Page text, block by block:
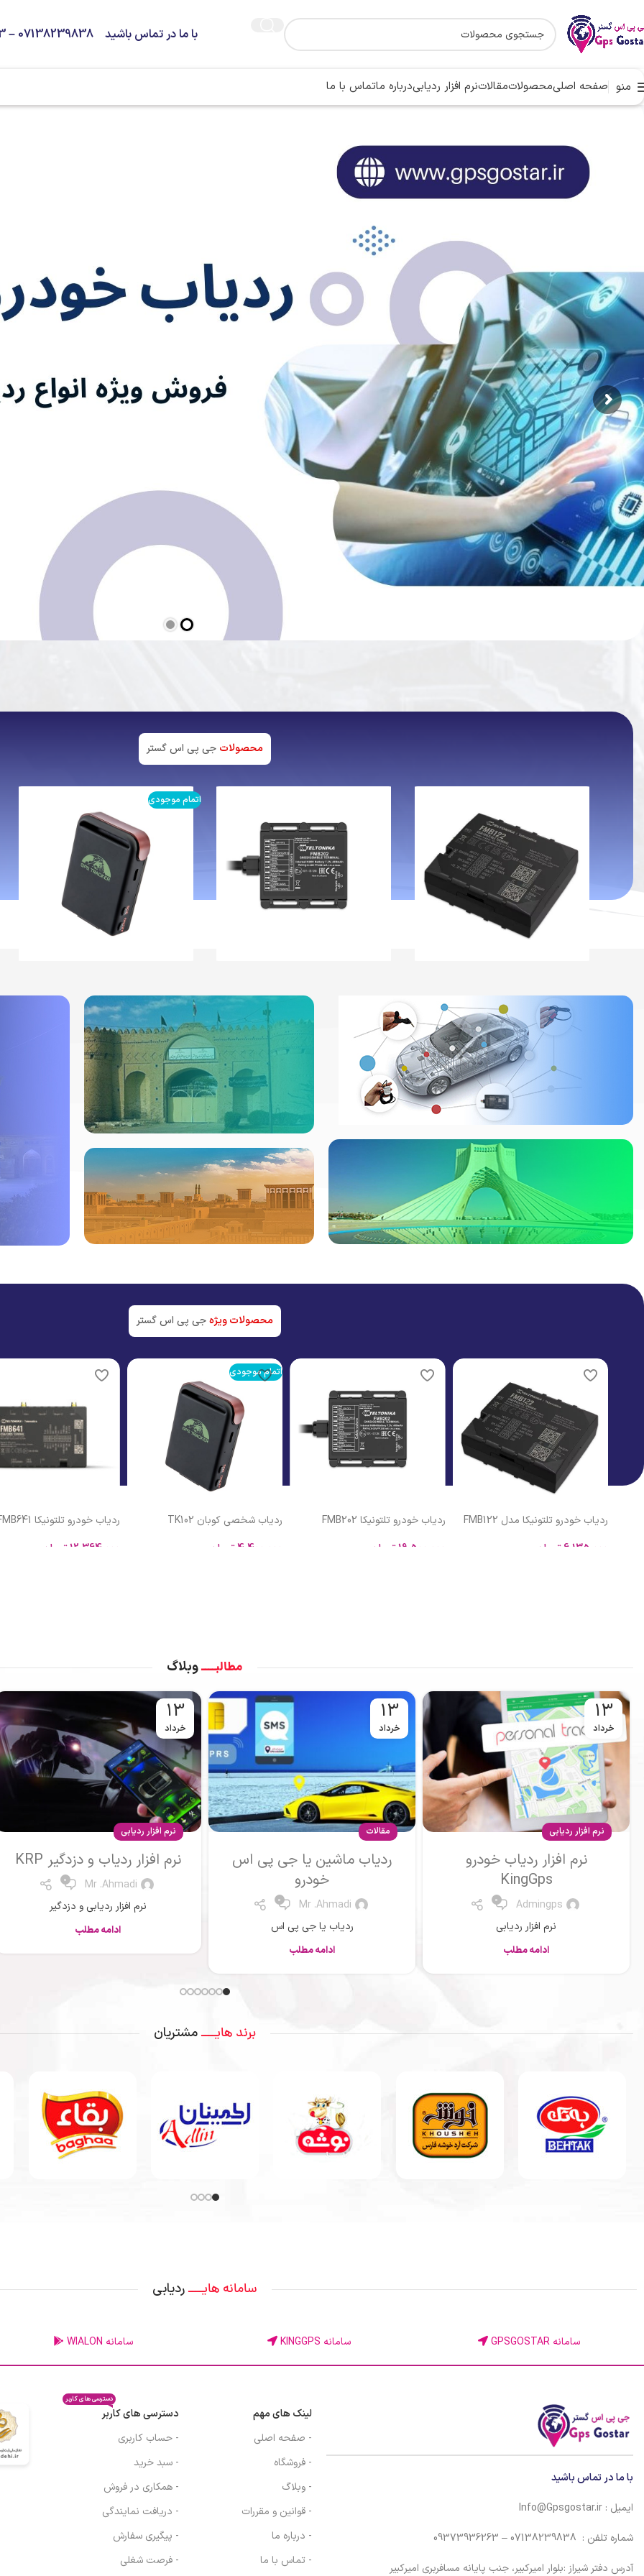
با ما در تماس باشید 07138239838 – 09373936263
منو صفحه اصلیمحصولاتمقالاتنرم افزار ردیابیدرباره ماتماس با ما
محصولات جی پی اس گستر
مشاهده
ردیاب خودرو درایرانشهر
جدیدترین ردیابها
مشاهده
مشاهده
ردیاب
محصولات ویژهجی پی اس گستر
ردیاب خودرو تلتونیکا FMB202
19,500,000تومان
اتمام موجودی
ردیاب شخصی کوبان TK102
4,400,000 تومان
ردیاب خودرو تلتونیکا FMB641
12,364,000
تومان
ردیاب خودرو کوبان C311
مطالبــــوبلاگ
13
خرداد
مقالات
ردیاب ماشین یا جی پی اس
خودرو
Mr .Ahmadi
0
ردیاب یا جی پی اس
ادامه مطلب
13
خرداد
نرم افزار ردیابی
نرم افزار ردیاب و دزدگیر KRP
Mr .Ahmadi
نرم افزار ردیابی و دزدگیر
ادامه مطلب
13
خرداد
نرم افزار ردیابی
نرم افزار ردیابی کارمندان
King
Mr .Ahmadi
نرم افزار ردیابی
ادامه مطلب
برند هایــــمشتریان
سامانه هایــــردیابی
سامانه GPSGOSTAR سامانه KINGGPS سامانه WIALON
با ما در تماس باشید
ایمیل : Info@Gpsgostar.ir
شماره تلفن : 07138239838 – 09373936263
آدرس دفتر شیراز :بلوار امیرکبیر، جنب پایانه مسافربری امیرکبیر
لینک های مهم
- صفحه اصلی
- فروشگاه
- وبلاگ
- قوانین و مقررات
- درباره ما
- تماس با ما
دسترسی های کاربر
دسترسی های کاربر
- حساب کاربری
- سبد خرید
- همکاری در فروش
- دریافت نمایندگی
- پیگیری سفارش
- فرصت شغلی